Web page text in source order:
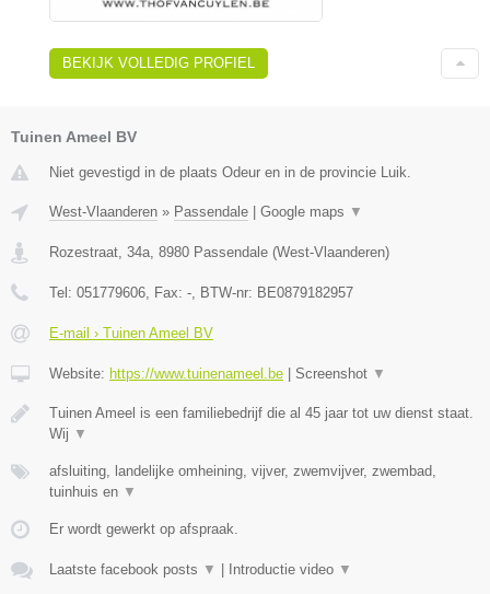
BEKIJK VOLLEDIG PROFIEL
Tuinen Ameel BV
Niet gevestigd in de plaats Odeur en in de provincie Luik.
West-Vlaanderen » Passendale Google maps ▼
Rozestraat, 34a, 8980 Passendale (West-Vlaanderen)
Tel: 051779606, Fax: -, BTW-nr: BE0879182957
E-mail › Tuinen Ameel BV
Website: https://www.tuinenameel.be Screenshot ▼
Tuinen Ameel is een familiebedrijf die al 45 jaar tot uw dienst staat.
Wij ▼
afsluiting, landelijke omheining, vijver, zwemvijver, zwembad,
tuinhuis en ▼
Er wordt gewerkt op afspraak.
Laatste facebook posts ▼ Introductie video ▼